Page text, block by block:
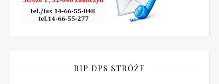
BIP DPS STRÓŻE